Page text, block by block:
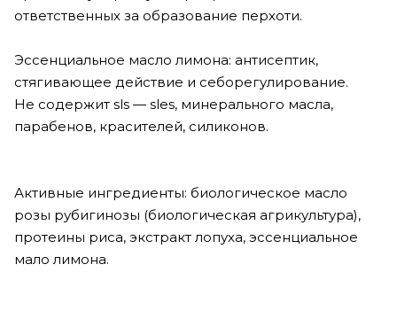
ответственных за образование перхоти.
Эссенциальное масло лимона: антисептик,
стягивающее действие и себорегулирование.
Не содержит sls — sles, минерального масла,
парабенов, красителей, силиконов.
Активные ингредиенты: биологическое масло
розы рубигинозы (биологическая агрикультура),
протеины риса, экстракт лопуха, эссенциальное
мало лимона.